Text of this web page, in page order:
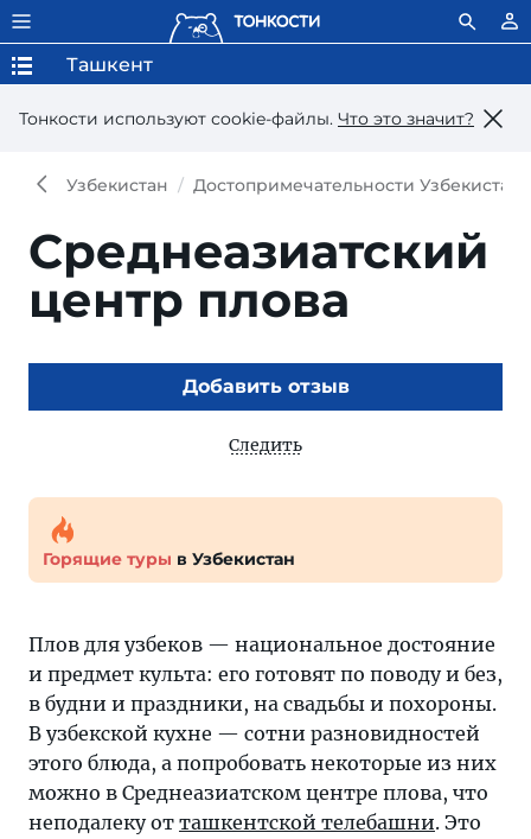
Тонкости используют сookie-файлы. Что это значит?
Ташкент
Узбекистан Достопримечательности Узбекистана
Среднеазиатский
центр плова
Добавить отзыв
Следить
Горящие туры в Узбекистан
Плов для узбеков — национальное достояние
и предмет культа: его готовят по поводу и без,
в будни и праздники, на свадьбы и похороны.
В узбекской кухне — сотни разновидностей
этого блюда, а попробовать некоторые из них
можно в Среднеазиатском центре плова, что
неподалеку от ташкентской телебашни. Это